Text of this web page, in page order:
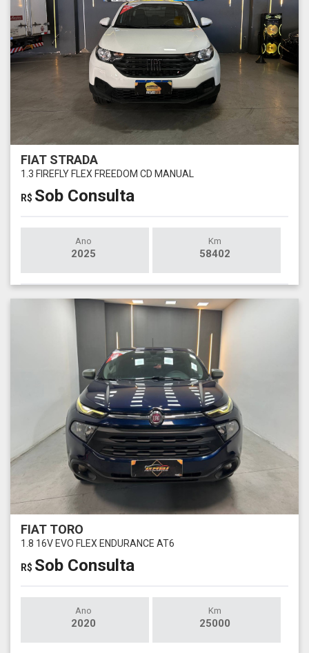
FIAT STRADA
1.3 FIREFLY FLEX FREEDOM CD MANUAL
R$ Sob Consulta
Ano
2025
Km
58402
FIAT TORO
1.8 16V EVO FLEX ENDURANCE AT6
R$ Sob Consulta
Ano
2020
Km
25000